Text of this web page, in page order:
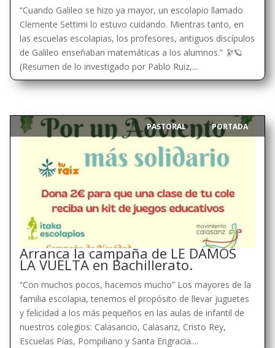
“Cuando Galileo se hizo ya mayor, un escolapio llamado
Clemente Settimi lo estuvo cuidando. Mientras tanto, en
las escuelas escolapias, los profesores, antiguos discípulos
de Galileo enseñaban matemáticas a los alumnos.” 🔭🪐
(Resumen de lo investigado por Pablo Ruiz,...
Arranca la campaña de LE DAMOS
LA VUELTA en Bachillerato.
| PASTORAL , PORTADA
“Con muchos pocos, hacemos mucho” Los mayores de la
familia escolapia, tenemos el propósito de llevar juguetes
y felicidad a los más pequeños en las aulas de infantil de
nuestros colegios: Calasancio, Calasanz, Cristo Rey,
Escuelas Pías, Pompiliano y Santa Engracia....